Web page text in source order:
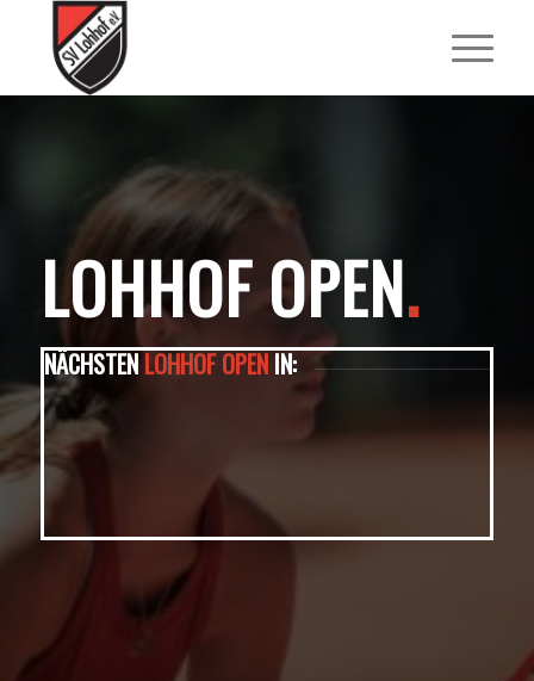
LOHHOF OPEN.
NÄCHSTEN LOHHOF OPENIN:
Days